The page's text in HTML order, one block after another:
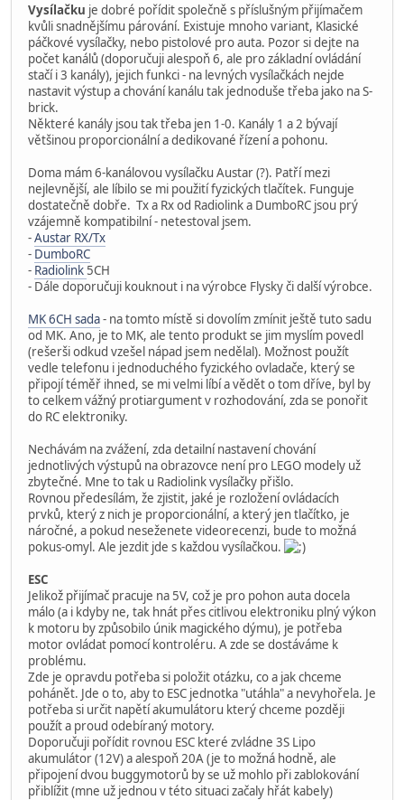
Vysílačku je dobré pořídit společně s příslušným přijímačem
kvůli snadnějšímu párování. Existuje mnoho variant, Klasické
páčkové vysílačky, nebo pistolové pro auta. Pozor si dejte na
počet kanálů (doporučuji alespoň 6, ale pro základní ovládání
stačí i 3 kanály), jejich funkci - na levných vysílačkách nejde
nastavit výstup a chování kanálu tak jednoduše třeba jako na S-
brick.
Některé kanály jsou tak třeba jen 1-0. Kanály 1 a 2 bývají
většinou proporcionální a dedikované řízení a pohonu.
Doma mám 6-kanálovou vysílačku Austar (?). Patří mezi
nejlevnější, ale líbilo se mi použití fyzických tlačítek. Funguje
dostatečně dobře. Tx a Rx od Radiolink a DumboRC jsou prý
vzájemně kompatibilní - netestoval jsem.
-Austar RX/Tx
- DumboRC
- Radiolink 5CH
- Dále doporučuji kouknout i na výrobce Flysky či další výrobce.
MK 6CH sada- na tomto místě si dovolím zmínit ještě tuto sadu
od MK. Ano, je to MK, ale tento produkt se jim myslím povedl
(rešerši odkud vzešel nápad jsem nedělal). Možnost použít
vedle telefonu i jednoduchého fyzického ovladače, který se
připojí téměř ihned, se mi velmi líbí a vědět o tom dříve, byl by
to celkem vážný protiargument v rozhodování, zda se ponořit
do RC elektroniky.
Nechávám na zvážení, zda detailní nastavení chování
jednotlivých výstupů na obrazovce není pro LEGO modely už
zbytečné. Mne to tak u Radiolink vysílačky přišlo.
Rovnou předesílám, že zjistit, jaké je rozložení ovládacích
prvků, který z nich je proporcionální, a který jen tlačítko, je
náročné, a pokud neseženete videorecenzi, bude to možná
pokus-omyl. Ale jezdit jde s každou vysílačkou.
ESC
Jelikož přijímač pracuje na 5V, což je pro pohon auta docela
málo (a i kdyby ne, tak hnát přes citlivou elektroniku plný výkon
k motoru by způsobilo únik magického dýmu), je potřeba
motor ovládat pomocí kontroléru. A zde se dostáváme k
problému.
Zde je opravdu potřeba si položit otázku, co a jak chceme
pohánět. Jde o to, aby to ESC jednotka "utáhla" a nevyhořela. Je
potřeba si určit napětí akumulátoru který chceme později
použít a proud odebíraný motory.
Doporučuji pořídit rovnou ESC které zvládne 3S Lipo
akumulátor (12V) a alespoň 20A (je to možná hodně, ale
připojení dvou buggymotorů by se už mohlo při zablokování
přiblížit (mne už jednou v této situaci začaly hřát kabely)